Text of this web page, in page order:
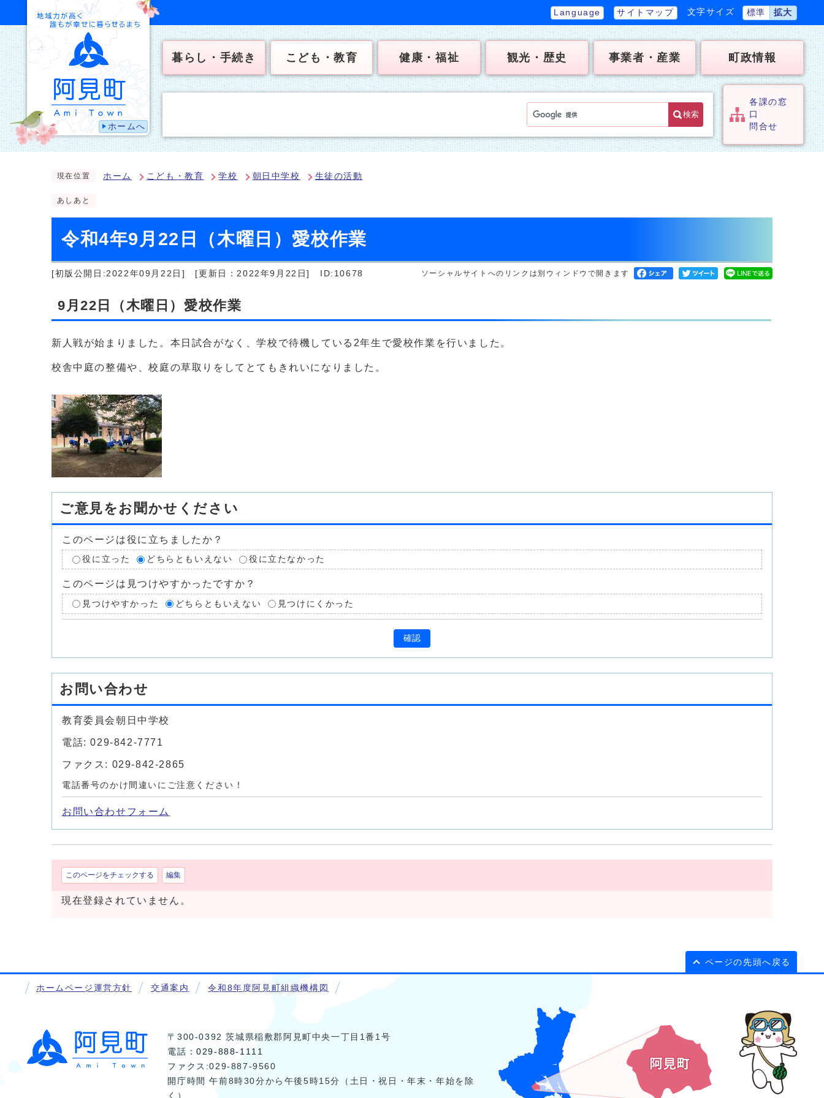
ホームへ
Language サイトマップ 文字サイズ 標準 拡大
暮らし・手続き こども・教育 健康・福祉 観光・歴史 事業者・産業 町政情報
検索
各課の窓
口
問合せ
現在位置 ホーム こども・教育 学校 朝日中学校 生徒の活動
あしあと
令和4年9月22日（木曜日）愛校作業
[初版公開日:2022年09月22日] [更新日：2022年9月22日] ID:10678 ソーシャルサイトへのリンクは別ウィンドウで開きます
9月22日（木曜日）愛校作業
新人戦が始まりました。本日試合がなく、学校で待機している2年生で愛校作業を行いました。
校舎中庭の整備や、校庭の草取りをしてとてもきれいになりました。
ご意見をお聞かせください
このページは役に立ちましたか？
役に立った どちらともいえない 役に立たなかった
このページは見つけやすかったですか？
見つけやすかった どちらともいえない 見つけにくかった
確認
お問い合わせ
教育委員会朝日中学校
電話: 029-842-7771
ファクス: 029-842-2865
電話番号のかけ間違いにご注意ください！
お問い合わせフォーム
このページをチェックする 編集
現在登録されていません。
ページの先頭へ戻る
ホームページ運営方針 交通案内 令和8年度阿見町組織機構図
〒300-0392 茨城県稲敷郡阿見町中央一丁目1番1号
電話：029-888-1111
ファクス:029-887-9560
開庁時間 午前8時30分から午後5時15分（土日・祝日・年末・年始を除
く）